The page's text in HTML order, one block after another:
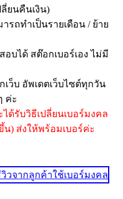
ยนคืนเงิน)
รถทำเป็นรายเดือน / ย้าย
บได้ สต๊อกเบอร์เอง ไม่มี
ว็บ อัพเดตเว็บไซต์ทุกวัน
ค่ะ
ได้รับวิธีเปลี่ยนเบอร์มงคล
น) ส่งให้พร้อมเบอร์ค่ะ